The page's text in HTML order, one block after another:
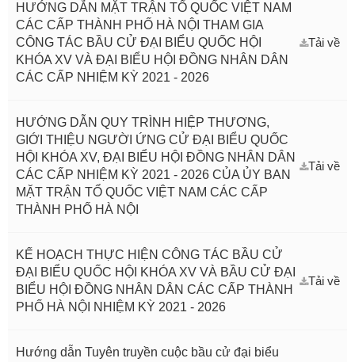
HƯỚNG DẪN MẶT TRẬN TỔ QUỐC VIỆT NAM
CÁC CẤP THÀNH PHỐ HÀ NỘI THAM GIA
CÔNG TÁC BẦU CỬ ĐẠI BIỂU QUỐC HỘI
KHÓA XV VÀ ĐẠI BIỂU HỘI ĐỒNG NHÂN DÂN
CÁC CẤP NHIỆM KỲ 2021 - 2026
Tải về
HƯỚNG DẪN QUY TRÌNH HIỆP THƯƠNG,
GIỚI THIỆU NGƯỜI ỨNG CỬ ĐẠI BIỂU QUỐC
HỘI KHÓA XV, ĐẠI BIỂU HỘI ĐỒNG NHÂN DÂN
CÁC CẤP NHIỆM KỲ 2021 - 2026 CỦA ỦY BAN
MẶT TRẬN TỔ QUỐC VIỆT NAM CÁC CẤP
THÀNH PHỐ HÀ NỘI
Tải về
KẾ HOẠCH THỰC HIỆN CÔNG TÁC BẦU CỬ
ĐẠI BIỂU QUỐC HỘI KHÓA XV VÀ BẦU CỬ ĐẠI
BIỂU HỘI ĐỒNG NHÂN DÂN CÁC CẤP THÀNH
PHỐ HÀ NỘI NHIỆM KỲ 2021 - 2026
Tải về
Hướng dẫn Tuyên truyền cuộc bầu cử đại biểu